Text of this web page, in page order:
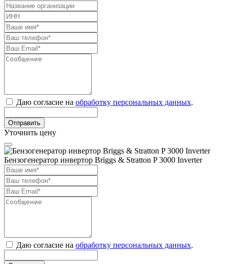
Даю согласие на обработку персональных данных.
Отправить
Уточнить цену
Бензогенератор инвертор Briggs & Stratton P 3000 Inverter
Даю согласие на обработку персональных данных.